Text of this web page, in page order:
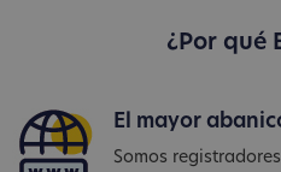
¿Por qué
El mayor
Somos